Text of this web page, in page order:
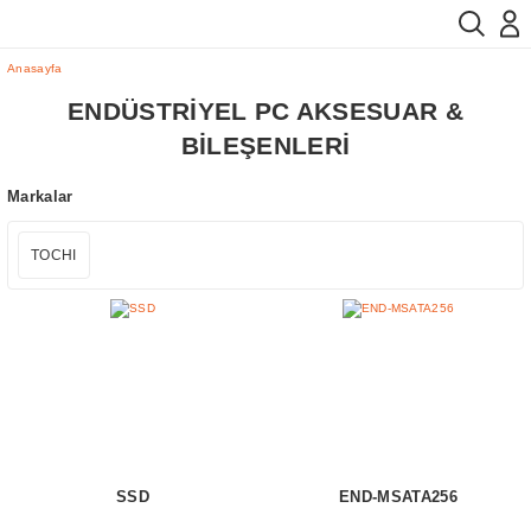
Anasayfa
ENDÜSTRİYEL PC AKSESUAR &
BİLEŞENLERİ
Markalar
TOCHI
SSD END-MSATA256